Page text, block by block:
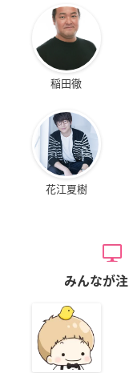
稲田徹
花江夏樹
みんなが